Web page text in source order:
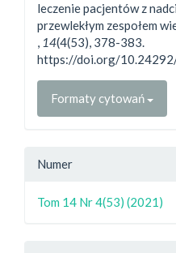
leczenie pacjentów z
przewlekłym zespołem
, 14(4(53), 378-383.
https://doi.org/
Formaty cytowań
Numer
Tom 14 Nr 4(53) (2021)